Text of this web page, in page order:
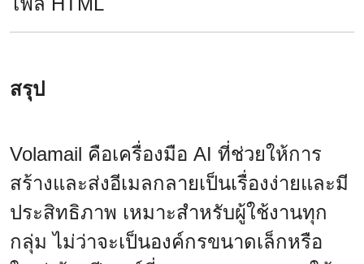
สรุป
Volamail คือเครื่องมือ AI ที่ช่วยให้การ
สร้างและส่งอีเมลกลายเป็นเรื่องง่ายและมี
ประสิทธิภาพ เหมาะสำหรับผู้ใช้งานทุก
กลุ่ม ไม่ว่าจะเป็นองค์กรขนาดเล็กหรือ